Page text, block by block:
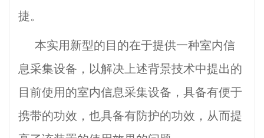
捷。
本实用新型的目的在于提供一种室内信
息采集设备，以解决上述背景技术中提出的
目前使用的室内信息采集设备，具备有便于
携带的功效，也具备有防护的功效，从而提